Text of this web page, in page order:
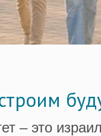
– это